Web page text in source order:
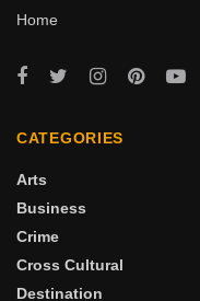
Home
CATEGORIES
Arts
Business
Crime
Cross Cultural
Destination